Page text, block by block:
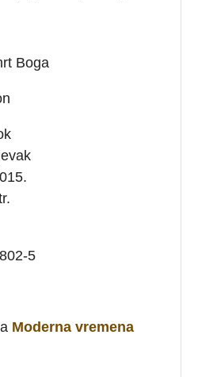
Boga
5
Moderna vremena